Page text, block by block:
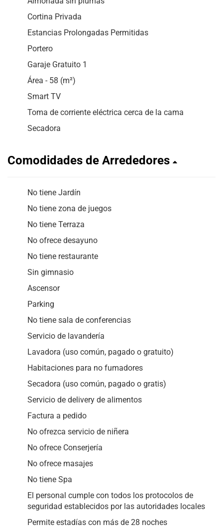
Cortina Privada
Estancias Prolongadas Permitidas
Portero
Garaje Gratuito 1
Área - 58 (m²)
Smart TV
Toma de corriente eléctrica cerca de la cama
Secadora
Comodidades de Arrededores
No tiene Jardín
No tiene zona de juegos
No tiene Terraza
No ofrece desayuno
No tiene restaurante
Sin gimnasio
Ascensor
Parking
No tiene sala de conferencias
Servicio de lavandería
Lavadora (uso común, pagado o gratuito)
Habitaciones para no fumadores
Secadora (uso común, pagado o gratis)
Servicio de delivery de alimentos
Factura a pedido
No ofrezca servicio de niñera
No ofrece Conserjería
No ofrece masajes
No tiene Spa
El personal cumple con todos los protocolos de
seguridad establecidos por las autoridades locales
Permite estadías con más de 28 noches